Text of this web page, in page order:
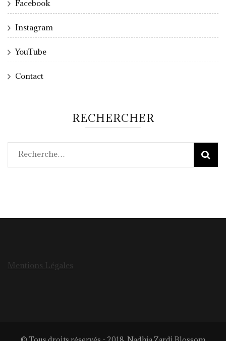
Facebook
Instagram
YouTube
Contact
RECHERCHER
Rechercher :
Mentions Légales